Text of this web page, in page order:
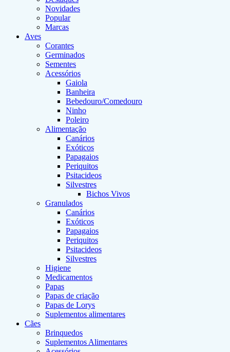
Novidades
Popular
Marcas
Aves
Corantes
Germinados
Sementes
Acessórios
Gaiola
Banheira
Bebedouro/Comedouro
Ninho
Poleiro
Alimentação
Canários
Exóticos
Papagaios
Periquitos
Psitacideos
Silvestres
Bichos Vivos
Granulados
Canários
Exóticos
Papagaios
Periquitos
Psitacideos
Silvestres
Higiene
Medicamentos
Papas
Papas de criação
Papas de Lorys
Suplementos alimentares
Cães
Brinquedos
Suplementos Alimentares